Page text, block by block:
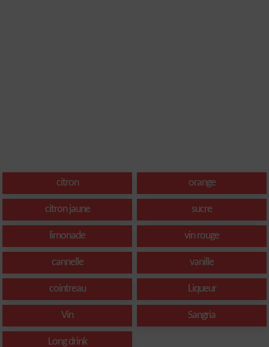
citron orange
citron jaune sucre
limonade vin rouge
cannelle vanille
cointreau Liqueur
Vin Sangria
Long drink